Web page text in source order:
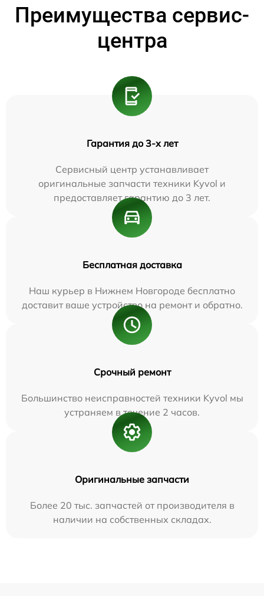
Преимущества сервис-
центра
Гарантия до 3-х лет
Сервисный центр устанавливает
оригинальные запчасти техники Kyvol и
предоставляет гарантию до 3 лет.
Бесплатная доставка
Наш курьер в Нижнем Новгороде бесплатно
доставит ваше устройство на ремонт и обратно.
Срочный ремонт
Большинство неисправностей техники Kyvol мы
устраняем в течение 2 часов.
Оригинальные запчасти
Более 20 тыс. запчастей от производителя в
наличии на собственных складах.